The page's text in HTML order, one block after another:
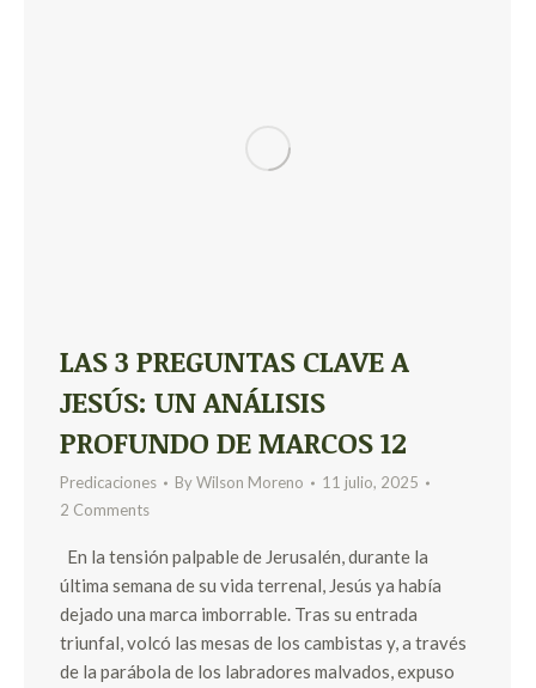
LAS 3 PREGUNTAS CLAVE A
JESÚS: UN ANÁLISIS
PROFUNDO DE MARCOS 12
Predicaciones ByWilson Moreno
11 julio, 2025
2 Comments
En la tensión palpable de Jerusalén, durante la
última semana de su vida terrenal, Jesús ya había
dejado una marca imborrable. Tras su entrada
triunfal, volcó las mesas de los cambistas y, a través
de la parábola de los labradores malvados, expuso